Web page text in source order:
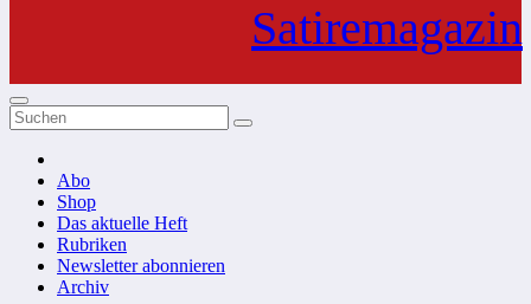
Satiremagazin
Abo
Shop
Das aktuelle Heft
Rubriken
Newsletter abonnieren
Archiv